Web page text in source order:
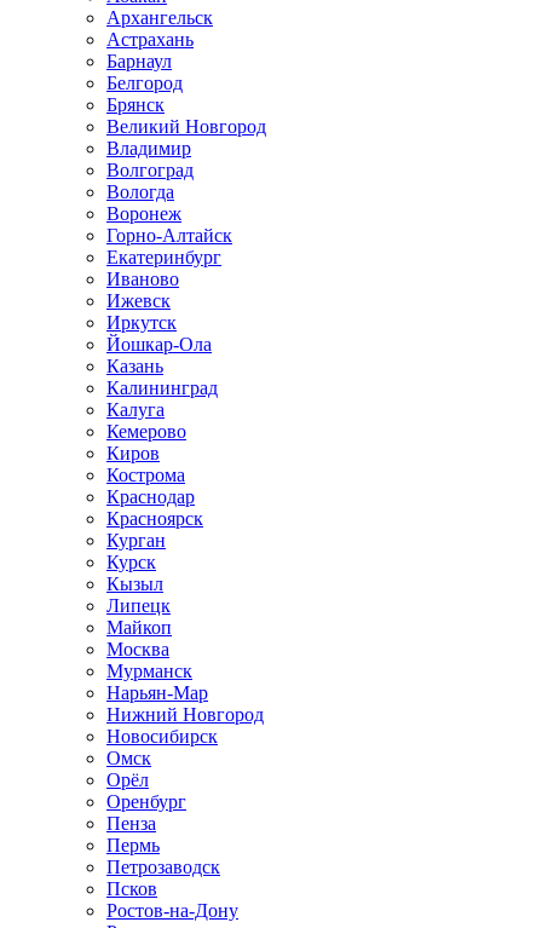
Архангельск
Астрахань
Барнаул
Белгород
Брянск
Великий Новгород
Владимир
Волгоград
Вологда
Воронеж
Горно-Алтайск
Екатеринбург
Иваново
Ижевск
Иркутск
Йошкар-Ола
Казань
Калининград
Калуга
Кемерово
Киров
Кострома
Краснодар
Красноярск
Курган
Курск
Кызыл
Липецк
Майкоп
Москва
Мурманск
Нарьян-Мар
Нижний Новгород
Новосибирск
Омск
Орёл
Оренбург
Пенза
Пермь
Петрозаводск
Псков
Ростов-на-Дону